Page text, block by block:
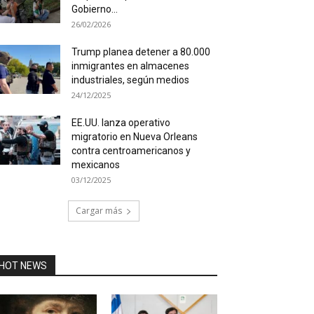
Gobierno...
26/02/2026
Trump planea detener a 80.000
inmigrantes en almacenes
industriales, según medios
24/12/2025
EE.UU. lanza operativo
migratorio en Nueva Orleans
contra centroamericanos y
mexicanos
03/12/2025
Cargar más
NEWS